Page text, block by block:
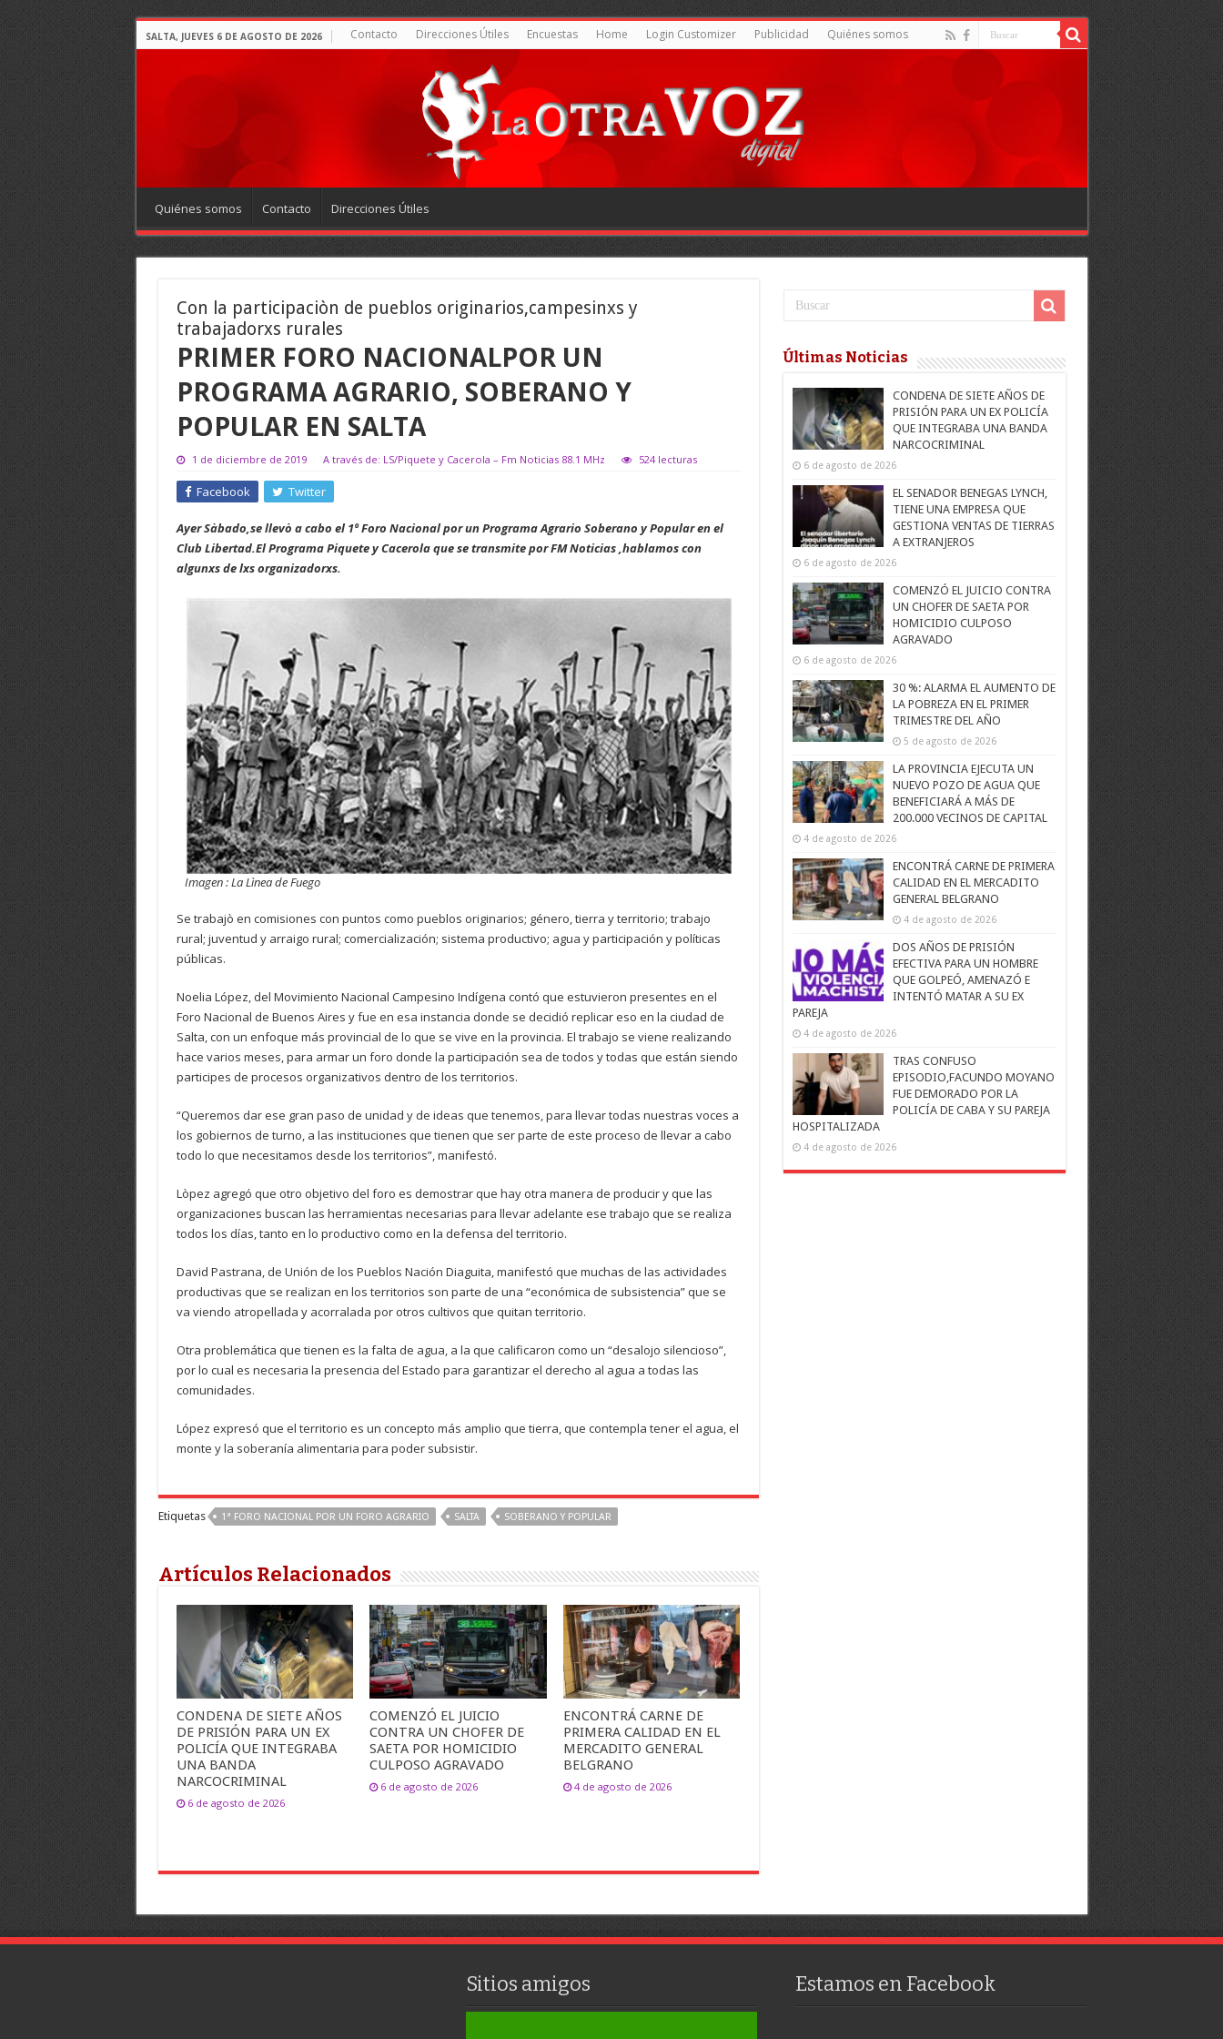
SALTA, JUEVES 6 DE AGOSTO DE 2026 Contacto Direcciones Útiles Encuestas Home Login Customizer Publicidad Quiénes somos
Quiénes somos Contacto Direcciones Útiles
Con la participaciòn de pueblos originarios,campesinxs y
trabajadorxs rurales
PRIMER FORO NACIONALPOR UN
PROGRAMA AGRARIO, SOBERANO Y
POPULAR EN SALTA
1 de diciembre de 2019 A través de: LS/Piquete y Cacerola – Fm Noticias 88.1 MHz 524 lecturas
Facebook Twitter
Ayer Sàbado,se llevò a cabo el 1º Foro Nacional por un Programa Agrario Soberano y Popular en el
Club Libertad.El Programa Piquete y Cacerola que se transmite por FM Noticias ,hablamos con
algunxs de lxs organizadorxs.
Imagen : La Lìnea de Fuego
Se trabajò en comisiones con puntos como pueblos originarios; género, tierra y territorio; trabajo
rural; juventud y arraigo rural; comercialización; sistema productivo; agua y participación y políticas
públicas.
Noelia López, del Movimiento Nacional Campesino Indígena contó que estuvieron presentes en el
Foro Nacional de Buenos Aires y fue en esa instancia donde se decidió replicar eso en la ciudad de
Salta, con un enfoque más provincial de lo que se vive en la provincia. El trabajo se viene realizando
hace varios meses, para armar un foro donde la participación sea de todos y todas que están siendo
participes de procesos organizativos dentro de los territorios.
“Queremos dar ese gran paso de unidad y de ideas que tenemos, para llevar todas nuestras voces a
los gobiernos de turno, a las instituciones que tienen que ser parte de este proceso de llevar a cabo
todo lo que necesitamos desde los territorios”, manifestó.
Lòpez agregó que otro objetivo del foro es demostrar que hay otra manera de producir y que las
organizaciones buscan las herramientas necesarias para llevar adelante ese trabajo que se realiza
todos los días, tanto en lo productivo como en la defensa del territorio.
David Pastrana, de Unión de los Pueblos Nación Diaguita, manifestó que muchas de las actividades
productivas que se realizan en los territorios son parte de una “económica de subsistencia” que se
va viendo atropellada y acorralada por otros cultivos que quitan territorio.
Otra problemática que tienen es la falta de agua, a la que calificaron como un “desalojo silencioso”,
por lo cual es necesaria la presencia del Estado para garantizar el derecho al agua a todas las
comunidades.
López expresó que el territorio es un concepto más amplio que tierra, que contempla tener el agua, el
monte y la soberanía alimentaria para poder subsistir.
Etiquetas 1ª FORO NACIONAL POR UN FORO AGRARIO SALTA SOBERANO Y POPULAR
Artículos Relacionados
CONDENA DE SIETE AÑOS
DE PRISIÓN PARA UN EX
POLICÍA QUE INTEGRABA
UNA BANDA
NARCOCRIMINAL
6 de agosto de 2026
COMENZÓ EL JUICIO
CONTRA UN CHOFER DE
SAETA POR HOMICIDIO
CULPOSO AGRAVADO
6 de agosto de 2026
ENCONTRÁ CARNE DE
PRIMERA CALIDAD EN EL
MERCADITO GENERAL
BELGRANO
4 de agosto de 2026
Últimas Noticias
CONDENA DE SIETE AÑOS DE
PRISIÓN PARA UN EX POLICÍA
QUE INTEGRABA UNA BANDA
NARCOCRIMINAL
6 de agosto de 2026
EL SENADOR BENEGAS LYNCH,
TIENE UNA EMPRESA QUE
GESTIONA VENTAS DE TIERRAS
A EXTRANJEROS
6 de agosto de 2026
COMENZÓ EL JUICIO CONTRA
UN CHOFER DE SAETA POR
HOMICIDIO CULPOSO
AGRAVADO
6 de agosto de 2026
30 %: ALARMA EL AUMENTO DE
LA POBREZA EN EL PRIMER
TRIMESTRE DEL AÑO
5 de agosto de 2026
LA PROVINCIA EJECUTA UN
NUEVO POZO DE AGUA QUE
BENEFICIARÁ A MÁS DE
200.000 VECINOS DE CAPITAL
4 de agosto de 2026
ENCONTRÁ CARNE DE PRIMERA
CALIDAD EN EL MERCADITO
GENERAL BELGRANO
4 de agosto de 2026
DOS AÑOS DE PRISIÓN
EFECTIVA PARA UN HOMBRE
QUE GOLPEÓ, AMENAZÓ E
INTENTÓ MATAR A SU EX
PAREJA
4 de agosto de 2026
TRAS CONFUSO
EPISODIO,FACUNDO MOYANO
FUE DEMORADO POR LA
POLICÍA DE CABA Y SU PAREJA
HOSPITALIZADA
4 de agosto de 2026
Sitios amigos Estamos en Facebook